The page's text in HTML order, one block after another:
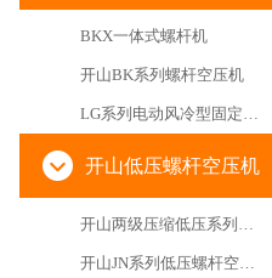
BKX一体式螺杆机
开山BK系列螺杆空压机
LG系列电动风冷型固定螺杆空气压缩机
开山低压螺杆空压机
开山两级压缩低压系列螺杆空气压缩机
开山JN系列低压螺杆空压机